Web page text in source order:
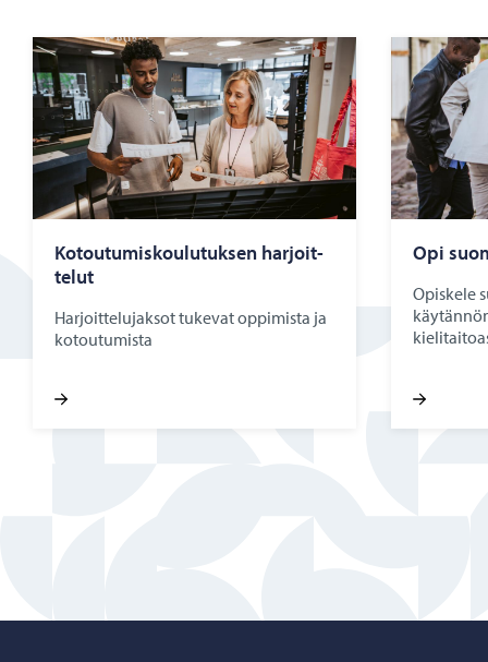
Ko­tou­tu­mis­kou­lu­tuk­sen har­joit­
te­lut
Harjoittelujaksot tukevat oppimista ja
kotoutumista
Opi
Opiskele